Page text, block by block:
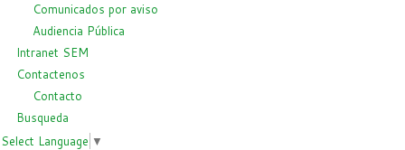
Comunicados por aviso
Audiencia Pública
Intranet SEM
Contactenos
Contacto
Busqueda
Select Language ▼